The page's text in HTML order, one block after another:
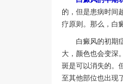
的，但是患病时间
疗原则。那么，白
白癜风的初期症
大，颜色也会变深
斑是可以消失的。
至其他部位也出现